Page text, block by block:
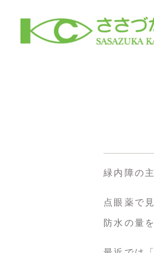
コンタ
緑内障の
点眼薬で
防水の量